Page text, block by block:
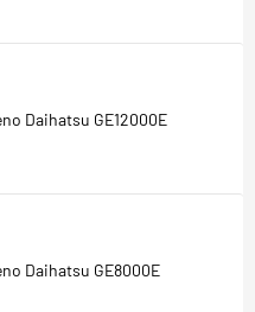
Daihatsu GE12000E
Daihatsu GE8000E